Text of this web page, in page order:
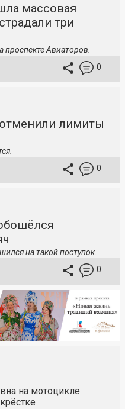
массовая
три
Авиаторов.
0
лимиты
0
на такой поступок.
0
на мотоцикле